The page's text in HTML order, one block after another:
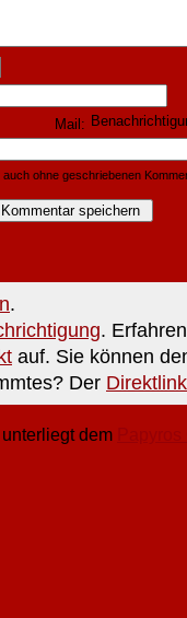
Mail:
auch ohne geschriebenen
.
.
auf. Sie können
Der Direktlink
dem